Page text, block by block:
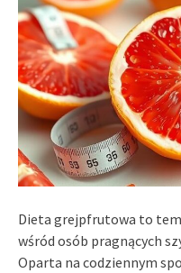
Dieta grejpfrutowa to
wśród osób pragnących
Oparta na codziennym